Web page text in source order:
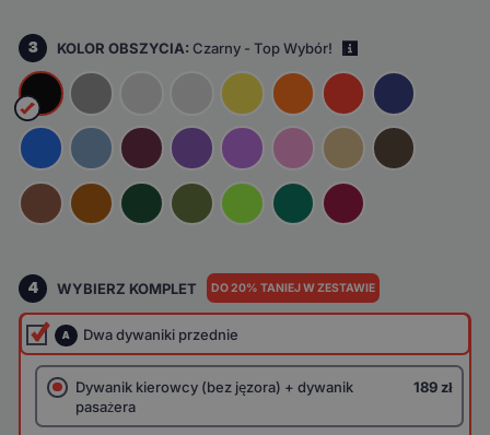
3 KOLOR OBSZYCIA:Czarny - Top Wybór!
4 WYBIERZ KOMPLET DO 20% TANIEJ W ZESTAWIE
A Dwa dywaniki przednie
Dywanik kierowcy (bez jęzora) + dywanik
pasażera
189 zł